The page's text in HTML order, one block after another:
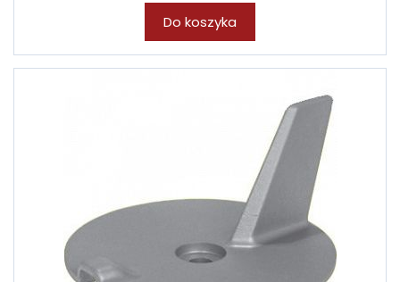
Do koszyka
W ostatnich 7 dniach produktem interesuje się 7